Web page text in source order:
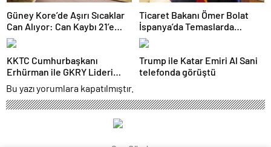
Güney Kore’de Aşırı Sıcaklar
Can Alıyor: Can Kaybı 21’e
Yükseldi
Ticaret Bakanı Ömer Bolat
İspanya’da Temaslarda
Bulundu: Hedef 25 Milyar
Dolar Ticaret Hacmi
KKTC Cumhurbaşkanı
Erhürman ile GKRY Lideri
Hristodulidis 26 Ağustos’ta
Görüşecek
Trump ile Katar Emiri Al Sani
telefonda görüştü
Bu yazı yorumlara kapatılmıştır.